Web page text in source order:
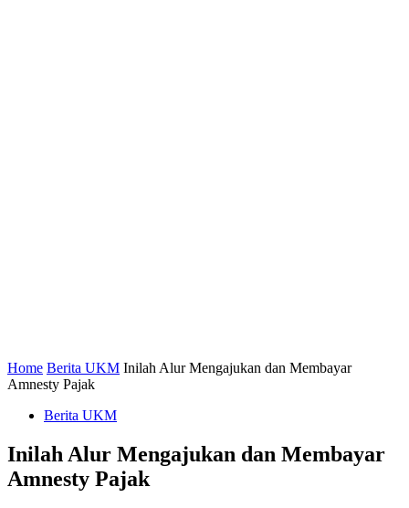
Home Berita UKM Inilah Alur Mengajukan dan Membayar
Amnesty Pajak
Berita UKM
Inilah Alur Mengajukan dan Membayar
Amnesty Pajak